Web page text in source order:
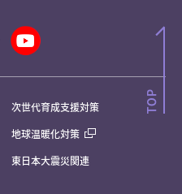
次世代育成支援対策
地球温暖化対策
東日本大震災関連